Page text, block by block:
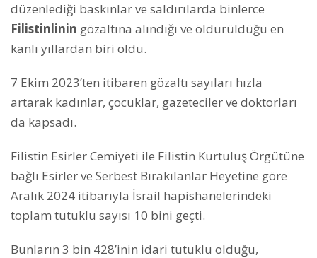
düzenlediği baskınlar ve saldırılarda binlerce
Filistinlinin gözaltına alındığı ve öldürüldüğü en
kanlı yıllardan biri oldu.
7 Ekim 2023’ten itibaren gözaltı sayıları hızla
artarak kadınlar, çocuklar, gazeteciler ve doktorları
da kapsadı.
Filistin Esirler Cemiyeti ile Filistin Kurtuluş Örgütüne
bağlı Esirler ve Serbest Bırakılanlar Heyetine göre
Aralık 2024 itibarıyla İsrail hapishanelerindeki
toplam tutuklu sayısı 10 bini geçti.
Bunların 3 bin 428’inin idari tutuklu olduğu,